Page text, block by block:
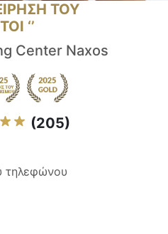
ΤΟΥ
‘’
Center Naxos
(205)
τηλεφώνου